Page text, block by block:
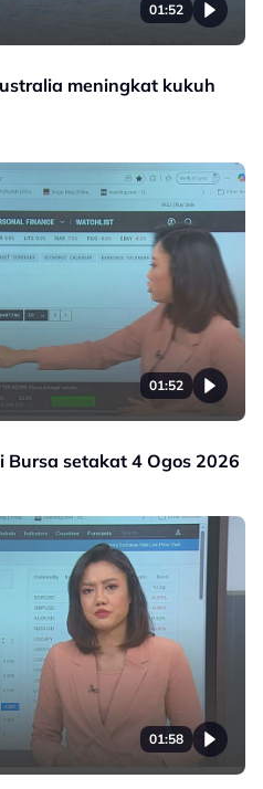
01:52
meningkat kukuh
01:52
setakat 4 Ogos 2026
01:58